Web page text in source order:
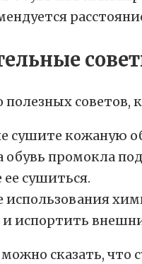
полезных
сушите кожаную
обувь промокла
ее сушиться.
использования
испортить
сказать,